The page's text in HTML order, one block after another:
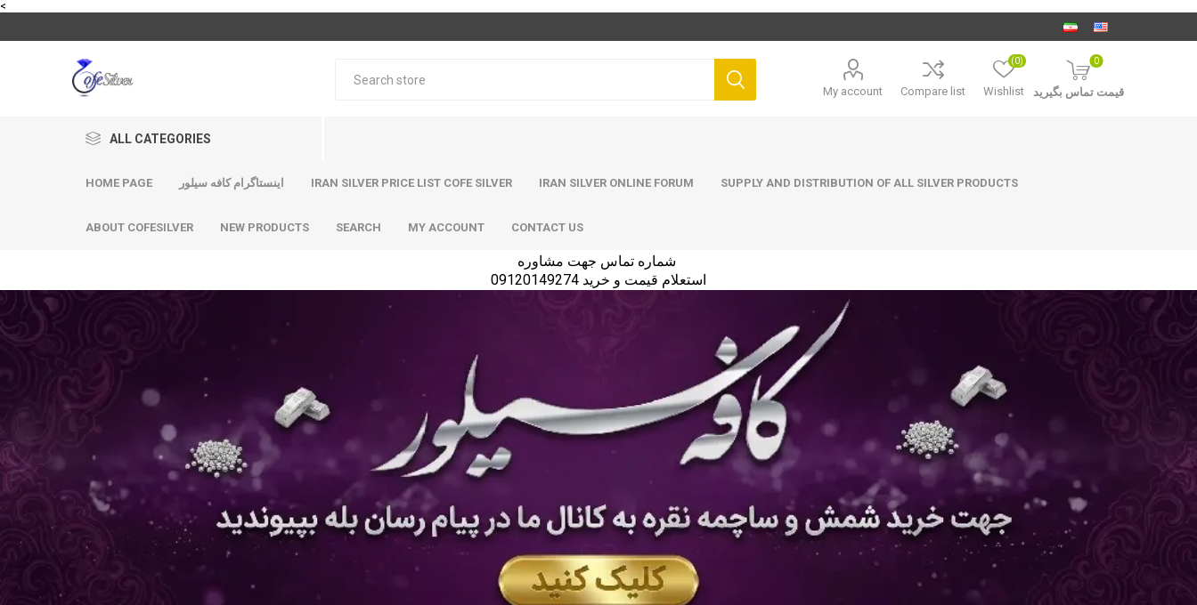
<
My account Compare list Wishlist
(0) 0
قیمت تماس بگیرید
ALL CATEGORIES
HOME PAGE اینستاگرام کافه سیلور IRAN SILVER PRICE LIST COFE SILVER IRAN SILVER ONLINE FORUM SUPPLY AND DISTRIBUTION OF ALL SILVER PRODUCTS
ABOUT COFESILVER NEW PRODUCTS SEARCH MY ACCOUNT CONTACT US
استعلام قیمت و خرید 09120149274